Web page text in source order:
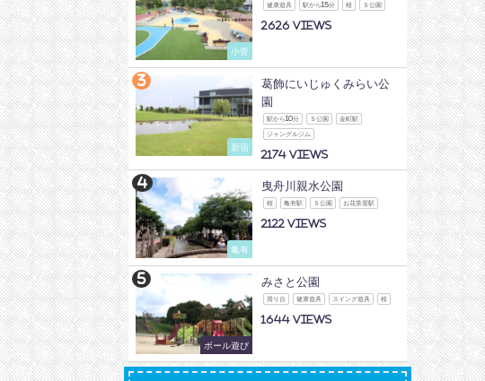
小菅
健康遊具 駅から15分 桜 Ｓ公園
2626
新宿
葛飾にいじゅくみらい公
園
駅から10分 Ｓ公園 金町駅
ジャングルジム
2174
亀有
曳舟川親水公園
桜 亀有駅 Ｓ公園 お花茶屋駅
2122
ボール遊び
みさと公園
滑り台 健康遊具 スイング遊具 桜
1644